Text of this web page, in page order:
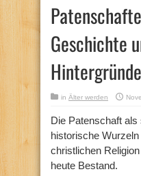
Geschichte
Hintergründe
in Älter werden
Die Patenschaft als
historische Wurzeln
christlichen
heute Bestand.